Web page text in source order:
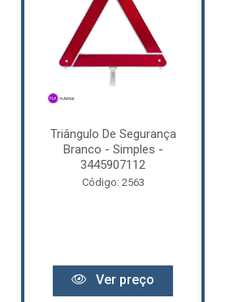
Triângulo De Segurança
Branco - Simples -
3445907112
Código: 2563
Ver preço